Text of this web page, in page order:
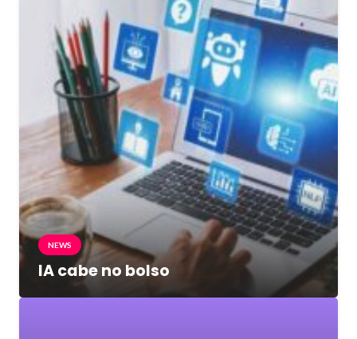
NEWS
IA cabe no bolso